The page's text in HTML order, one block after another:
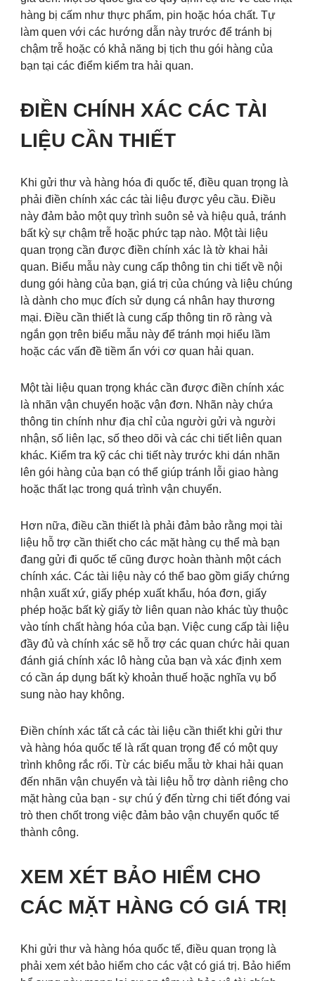
hàng bị cấm như thực phẩm, pin hoặc hóa chất. Tự
làm quen với các hướng dẫn này trước để tránh bị
chậm trễ hoặc có khả năng bị tịch thu gói hàng của
bạn tại các điểm kiểm tra hải quan.
ĐIỀN CHÍNH XÁC CÁC TÀI
LIỆU CẦN THIẾT
Khi gửi thư và hàng hóa đi quốc tế, điều quan trọng là
phải điền chính xác các tài liệu được yêu cầu. Điều
này đảm bảo một quy trình suôn sẻ và hiệu quả, tránh
bất kỳ sự chậm trễ hoặc phức tạp nào. Một tài liệu
quan trọng cần được điền chính xác là tờ khai hải
quan. Biểu mẫu này cung cấp thông tin chi tiết về nội
dung gói hàng của bạn, giá trị của chúng và liệu chúng
là dành cho mục đích sử dụng cá nhân hay thương
mại. Điều cần thiết là cung cấp thông tin rõ ràng và
ngắn gọn trên biểu mẫu này để tránh mọi hiểu lầm
hoặc các vấn đề tiềm ẩn với cơ quan hải quan.
Một tài liệu quan trọng khác cần được điền chính xác
là nhãn vận chuyển hoặc vận đơn. Nhãn này chứa
thông tin chính như địa chỉ của người gửi và người
nhận, số liên lạc, số theo dõi và các chi tiết liên quan
khác. Kiểm tra kỹ các chi tiết này trước khi dán nhãn
lên gói hàng của bạn có thể giúp tránh lỗi giao hàng
hoặc thất lạc trong quá trình vận chuyển.
Hơn nữa, điều cần thiết là phải đảm bảo rằng mọi tài
liệu hỗ trợ cần thiết cho các mặt hàng cụ thể mà bạn
đang gửi đi quốc tế cũng được hoàn thành một cách
chính xác. Các tài liệu này có thể bao gồm giấy chứng
nhận xuất xứ, giấy phép xuất khẩu, hóa đơn, giấy
phép hoặc bất kỳ giấy tờ liên quan nào khác tùy thuộc
vào tính chất hàng hóa của bạn. Việc cung cấp tài liệu
đầy đủ và chính xác sẽ hỗ trợ các quan chức hải quan
đánh giá chính xác lô hàng của bạn và xác định xem
có cần áp dụng bất kỳ khoản thuế hoặc nghĩa vụ bổ
sung nào hay không.
Điền chính xác tất cả các tài liệu cần thiết khi gửi thư
và hàng hóa quốc tế là rất quan trọng để có một quy
trình không rắc rối. Từ các biểu mẫu tờ khai hải quan
đến nhãn vận chuyển và tài liệu hỗ trợ dành riêng cho
mặt hàng của bạn - sự chú ý đến từng chi tiết đóng vai
trò then chốt trong việc đảm bảo vận chuyển quốc tế
thành công.
XEM XÉT BẢO HIỂM CHO
CÁC MẶT HÀNG CÓ GIÁ TRỊ
Khi gửi thư và hàng hóa quốc tế, điều quan trọng là
phải xem xét bảo hiểm cho các vật có giá trị. Bảo hiểm